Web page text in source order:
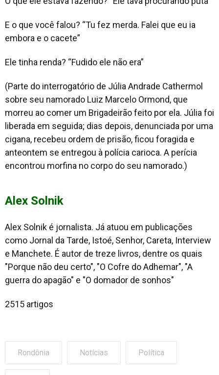
E o que você falou? “Tu fez merda. Falei que eu ia
embora e o cacete”
Ele tinha renda? “Fudido ele não era”
(Parte do interrogatório de Júlia Andrade Cathermol
sobre seu namorado Luiz Marcelo Ormond, que
morreu ao comer um Brigadeirão feito por ela. Júlia foi
liberada em seguida; dias depois, denunciada por uma
cigana, recebeu ordem de prisão, ficou foragida e
anteontem se entregou à polícia carioca. A perícia
encontrou morfina no corpo do seu namorado.)
Alex Solnik
Alex Solnik é jornalista. Já atuou em publicações
como Jornal da Tarde, Istoé, Senhor, Careta, Interview
e Manchete. É autor de treze livros, dentre os quais
"Porque não deu certo", "O Cofre do Adhemar", "A
guerra do apagão" e "O domador de sonhos"
2515 artigos
Rondônia Notícias Política